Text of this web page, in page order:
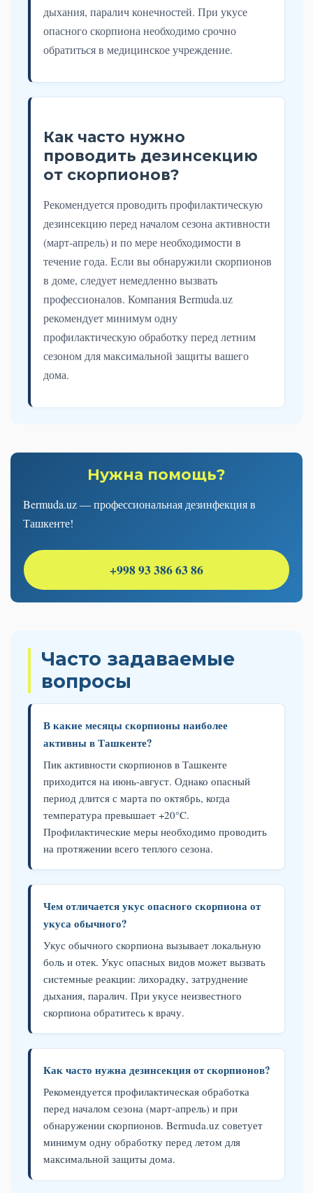
дыхания, паралич конечностей. При укусе
опасного скорпиона необходимо срочно
обратиться в медицинское учреждение.
Как часто нужно
проводить дезинсекцию
от скорпионов?
Рекомендуется проводить профилактическую
дезинсекцию перед началом сезона активности
(март-апрель) и по мере необходимости в
течение года. Если вы обнаружили скорпионов
в доме, следует немедленно вызвать
профессионалов. Компания Bermuda.uz
рекомендует минимум одну
профилактическую обработку перед летним
сезоном для максимальной защиты вашего
дома.
Нужна помощь?
Bermuda.uz — профессиональная дезинфекция в
Ташкенте!
+998 93 386 63 86
Часто задаваемые
вопросы
В какие месяцы скорпионы наиболее
активны в Ташкенте?
Пик активности скорпионов в Ташкенте
приходится на июнь-август. Однако опасный
период длится с марта по октябрь, когда
температура превышает +20°C.
Профилактические меры необходимо проводить
на протяжении всего теплого сезона.
Чем отличается укус опасного скорпиона от
укуса обычного?
Укус обычного скорпиона вызывает локальную
боль и отек. Укус опасных видов может вызвать
системные реакции: лихорадку, затруднение
дыхания, паралич. При укусе неизвестного
скорпиона обратитесь к врачу.
Как часто нужна дезинсекция от скорпионов?
Рекомендуется профилактическая обработка
перед началом сезона (март-апрель) и при
обнаружении скорпионов. Bermuda.uz советует
минимум одну обработку перед летом для
максимальной защиты дома.